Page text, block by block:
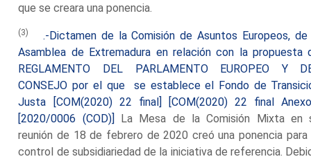
que se creara una ponencia.
(3)
.-Dictamen de la Comisión de Asuntos Europeos, de
Asamblea de Extremadura en relación con la propuesta
REGLAMENTO DEL PARLAMENTO EUROPEO Y
CONSEJO por el que se establece el Fondo de
Justa [COM(2020) 22 final] [COM(2020) 22 final
[2020/0006 (COD)] La Mesa de la Comisión Mixta en
reunión de 18 de febrero de 2020 creó una ponencia para
control de subsidiariedad de la iniciativa de referencia.